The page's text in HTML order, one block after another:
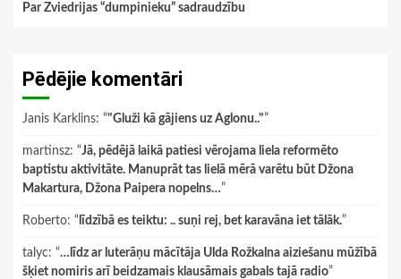
Par Zviedrijas “dumpinieku” sadraudzību
Pēdējie komentāri
Janis Karklins: “"Gluži kā gājiens uz Aglonu.."”
martinsz: “Jā, pēdējā laikā patiesi vērojama liela reformēto
baptistu aktivitāte. Manuprāt tas lielā mērā varētu būt Džona
Makartura, Džona Paipera nopelns…”
Roberto: “ līdzībā es teiktu: .. suņi rej, bet karavāna iet tālāk.”
talyc: “…līdz ar luterāņu mācītāja Ulda Rožkalna aiziešanu mūžībā
šķiet nomiris arī beidzamais klausāmais gabals tajā radio”